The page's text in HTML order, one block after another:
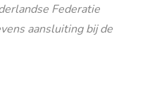
Federatie
aansluiting bij de